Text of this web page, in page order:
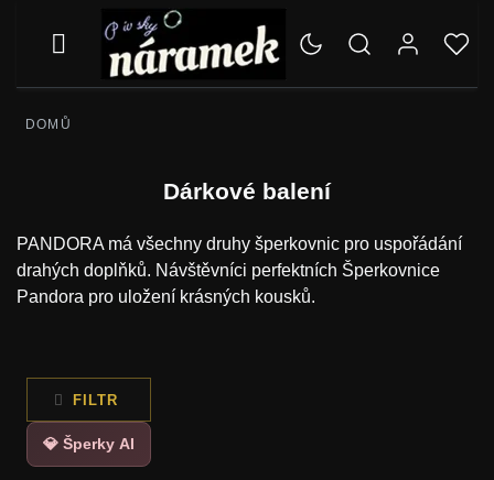
DOMŮ
Dárkové balení
PANDORA má všechny druhy šperkovnic pro uspořádání
drahých doplňků. Návštěvníci perfektních Šperkovnice
Pandora pro uložení krásných kousků.
FILTR
💎 Šperky AI